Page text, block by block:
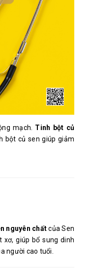
mạch. Tinh bột củ
bột củ sen giúp giảm
nguyên chấtcủa Sen
xơ, giúp bổ sung dinh
người cao tuổi.